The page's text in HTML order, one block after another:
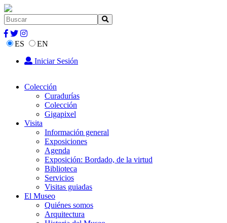
ES
EN
Iniciar Sesión
Colección
Curadurías
Colección
Gigapixel
Visita
Información general
Exposiciones
Agenda
Exposición: Bordado, de la virtud
Biblioteca
Servicios
Visitas guiadas
El Museo
Quiénes somos
Arquitectura